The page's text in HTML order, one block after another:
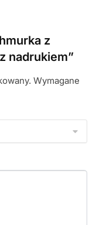
z
nadrukiem”
Wymagane